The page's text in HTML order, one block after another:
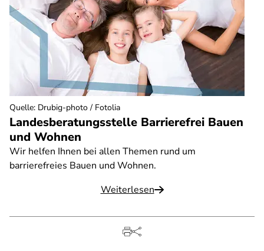
Landesberatungsstelle Barrierefrei Bauen
und Wohnen
Wir helfen Ihnen bei allen Themen rund um
barrierefreies Bauen und Wohnen.
Weiterlesen
Quelle: Drubig-photo / Fotolia